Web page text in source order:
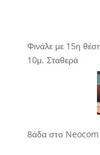
Φινάλε με 15η
10μ. Σταθερά
8άδα στο